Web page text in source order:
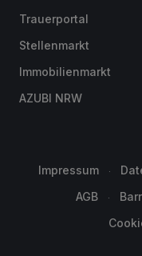
Trauerportal
Stellenmarkt
Immobilienmarkt
AZUBI NRW
Impressum
AGB